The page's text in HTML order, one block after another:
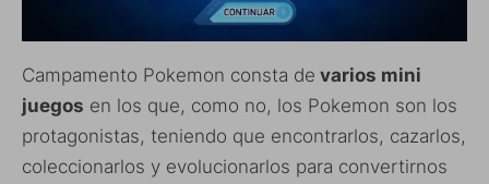
Campamento Pokemon consta de varios mini
juegos en los que, como no, los Pokemon son los
protagonistas, teniendo que encontrarlos, cazarlos,
coleccionarlos y evolucionarlos para convertirnos